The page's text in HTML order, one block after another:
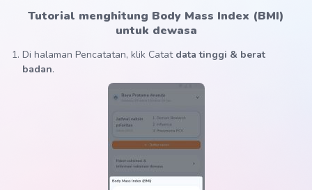
Tutorial menghitung Body Mass Index (BMI)
untuk dewasa
Di halaman Pencatatan, klik Catat data tinggi & berat
badan.